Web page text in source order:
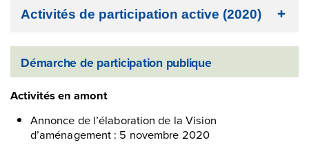
Activités de participation active (2020)
Démarche de participation publique
Activités en amont
Annonce de l’élaboration de la Vision
d’aménagement : 5 novembre 2020